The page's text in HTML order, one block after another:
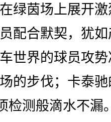
绿茵场上展开
配合默契，犹
世界的球员攻
的步伐；卡泰
检测般滴水不漏